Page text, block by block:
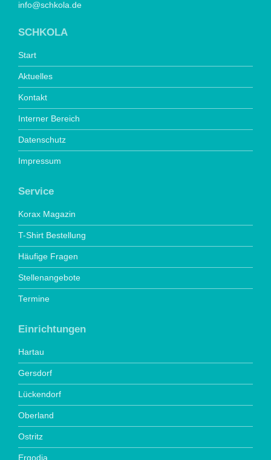
info@schkola.de
SCHKOLA
Start
Aktuelles
Kontakt
Interner Bereich
Datenschutz
Impressum
Service
Korax Magazin
T-Shirt Bestellung
Häufige Fragen
Stellenangebote
Termine
Einrichtungen
Hartau
Gersdorf
Lückendorf
Oberland
Ostritz
Ergodia